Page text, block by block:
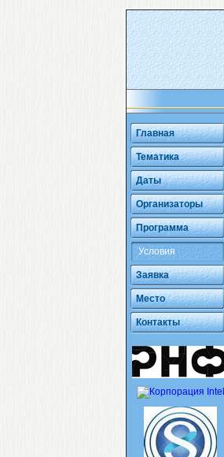
Главная
Тематика
Даты
Организаторы
Программа
Условия
Заявка
Место
Контакты